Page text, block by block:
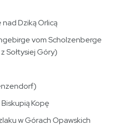
Dziką Orlicą
vom Scholzenberge
Sołtysiej Góry)
Kopę
w Górach Opawskich